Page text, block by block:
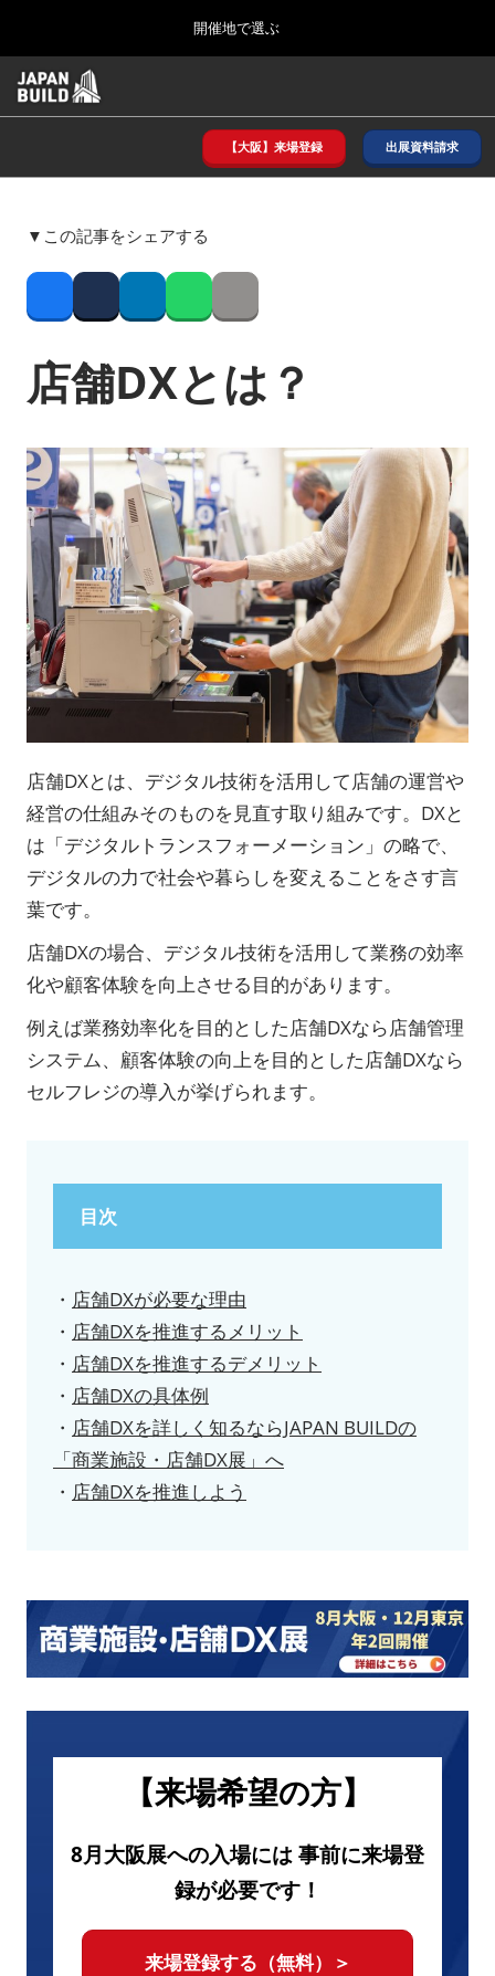
ッ
プ
し
進
to
close
the
開催地で選ぶ
インテックス大阪/ INTEX OSAKA
2026年12月02日
3月_建設DX展＋（プラス）
ー
バ
ル
ナ
を
た
た
【大阪】来場登録 出展資料請求
▼この記事をシェアする
FacebookTwitterLinkedInWhatsappCopy link
店舗DXとは？
店舗DXとは、デジタル技術を活用して店舗の運営や
経営の仕組みそのものを見直す取り組みです。DXと
は「デジタルトランスフォーメーション」の略で、
デジタルの力で社会や暮らしを変えることをさす言
葉です。
店舗DXの場合、デジタル技術を活用して業務の効率
化や顧客体験を向上させる目的があります。
例えば業務効率化を目的とした店舗DXなら店舗管理
システム、顧客体験の向上を目的とした店舗DXなら
セルフレジの導入が挙げられます。
目次
・ 店舗DXが必要な理由
・ 店舗DXを推進するメリット
・ 店舗DXを推進するデメリット
・ 店舗DXの具体例
・ 店舗DXを詳しく知るならJAPAN BUILDの
「商業施設・店舗DX展」へ
・ 店舗DXを推進しよう
【来場希望の方】
8月大阪展への入場には 事前に来場登
録が必要です！
来場登録する（無料）＞